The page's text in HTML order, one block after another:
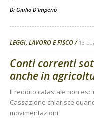
Di Giulio D'Imperio
LEGGI, LAVORO E FISCO 13
Conti correnti
anche in
Il reddito catastale non
Cassazione chiarisce
movimentazioni